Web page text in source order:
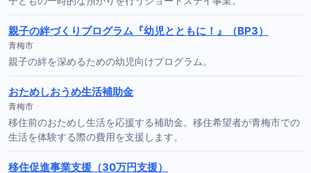
親子の絆づくりプログラム『幼児とともに！』（BP3）
青梅市
親子の絆を深めるための幼児向けプログラム。
おためしおうめ生活補助金
青梅市
移住前のおためし生活を応援する補助金。移住希望者が青梅市での
生活を体験する際の費用を支援します。
移住促進事業支援（30万円支援）